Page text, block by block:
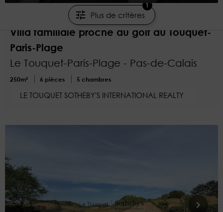
Plus de critères
1
3 275 €/semaine
Villa familiale proche du golf au Touquet-
Paris-Plage
Le Touquet-Paris-Plage - Pas-de-Calais
250m² 6 pièces 5 chambres
LE TOUQUET SOTHEBY'S INTERNATIONAL REALTY